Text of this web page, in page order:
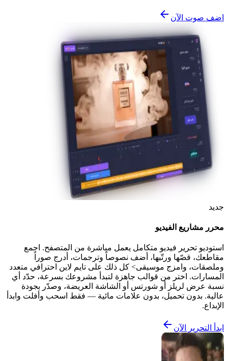
اضف صوت الآن
جديد
محرر مشاريع الفيديو
استوديو تحرير فيديو متكامل يعمل مباشرة من المتصفح. اجمع
مقاطعك، قصّها ورتّبها، أضف نصوصاً وترجمات، أدرج صوراً
وملصقات، وامزج موسيقى> كل ذلك على تايم لاين احترافي متعدد
المسارات. اختر من قوالب جاهزة لتبدأ مشروعك بسرعة، حدّد أي
نسبة عرض لريلز أو شورتس أو الشاشة العريضة، وصدّر بجودة
عالية. بدون تحميل، بدون علامات مائية — فقط اسحب وأفلت وابدأ
الإبداع.
ابدأ التحرير الآن